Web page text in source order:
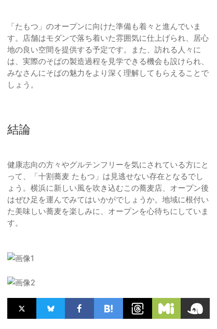
「たもつ」のオープンに向けた準備も着々と進んでいま
す。店舗はモダンで落ち着いた雰囲気に仕上げられ、居心
地の良い空間を提供する予定です。また、訪れる人々に
は、実際のそばの製造過程を見学できる機会も設けられ、
みなさんにそばの魅力をより深く理解してもらえることで
しょう。
結論
健康志向の方々やグルテンフリーを気にされている方にと
って、「十割蕎麦 たもつ」は見逃せない存在となるでし
ょう。横浜に新しい風を吹き込むこの蕎麦店、オープン後
はぜひ足を運んでみてはいかがでしょうか。地域に根付い
た美味しい蕎麦を楽しみに、オープンを心待ちにしていま
す。